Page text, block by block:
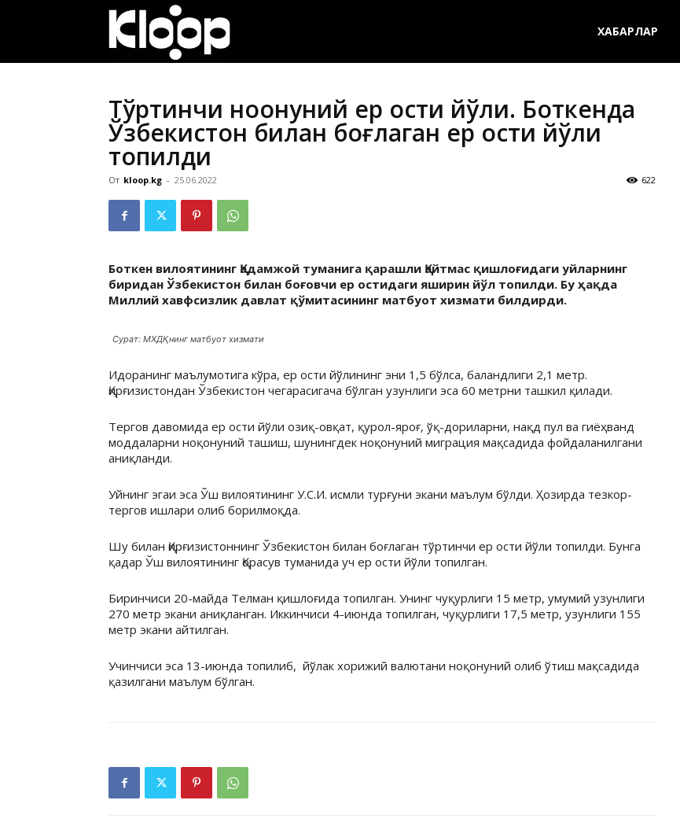
ХАБАРЛАР
Тўртинчи ноқонуний ер ости йўли. Боткенда
Ўзбекистон билан боғлаган ер ости йўли
топилди
От kloop.kg - 25.06.2022 622
Боткен вилоятининг Қадамжой туманига қарашли Қайтмас қишлоғидаги уйларнинг
биридан Ўзбекистон билан боғовчи ер остидаги яширин йўл топилди. Бу ҳақда
Миллий хавфсизлик давлат қўмитасининг матбуот хизмати билдирди.
Сурат: МХДҚнинг матбуот хизмати
Идоранинг маълумотига кўра, ер ости йўлининг эни 1,5 бўлса, баландлиги 2,1 метр.
Қирғизистондан Ўзбекистон чегарасигача бўлган узунлиги эса 60 метрни ташкил қилади.
Тергов давомида ер ости йўли озиқ-овқат, қурол-яроғ, ўқ-дориларни, нақд пул ва гиёҳванд
моддаларни ноқонуний ташиш, шунингдек ноқонуний миграция мақсадида фойдаланилгани
аниқланди.
Уйнинг эгаи эса Ўш вилоятининг У.С.И. исмли турғуни экани маълум бўлди. Ҳозирда тезкор-
тергов ишлари олиб борилмоқда.
Шу билан Қирғизистоннинг Ўзбекистон билан боғлаган тўртинчи ер ости йўли топилди. Бунга
қадар Ўш вилоятининг Қорасув туманида уч ер ости йўли топилган.
Биринчиси 20-майда Телман қишлоғида топилган. Унинг чуқурлиги 15 метр, умумий узунлиги
270 метр экани аниқланган. Иккинчиси 4-июнда топилган, чуқурлиги 17,5 метр, узунлиги 155
метр экани айтилган.
Учинчиси эса 13-июнда топилиб, йўлак хорижий валютани ноқонуний олиб ўтиш мақсадида
қазилгани маълум бўлган.